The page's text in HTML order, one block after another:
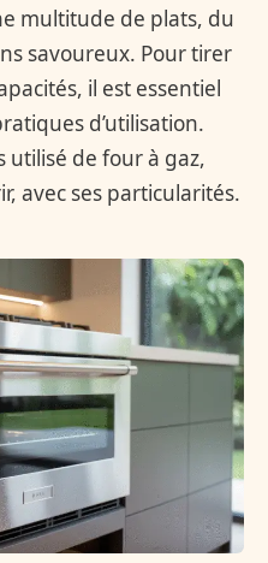
multitude de plats, du
savoureux. Pour tirer
il est essentiel
d’utilisation.
utilisé de four à gaz,
avec ses particularités.